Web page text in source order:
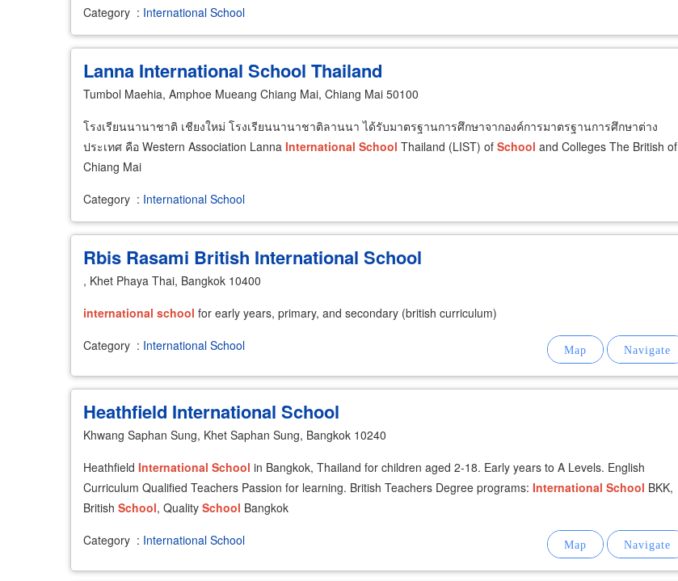
Category : International School
Lanna International School Thailand
Tumbol Maehia, Amphoe Mueang Chiang Mai, Chiang Mai 50100
โรงเรียนนานาชาติ เชียงใหม่ โรงเรียนนานาชาติลานนา ได้รับมาตรฐานการศึกษาจากองค์การมาตรฐานการศึกษาต่าง
ประเทศ คือ Western Association Lanna International School Thailand (LIST) of School and Colleges The British of
Chiang Mai
Category : International School
Rbis Rasami British International School
, Khet Phaya Thai, Bangkok 10400
international school for early years, primary, and secondary (british curriculum)
Category : International School
Heathfield International School
Khwang Saphan Sung, Khet Saphan Sung, Bangkok 10240
Heathfield International School in Bangkok, Thailand for children aged 2-18. Early years to A Levels. English
Curriculum Qualified Teachers Passion for learning. British Teachers Degree programs: International School BKK,
British School, Quality School Bangkok
Category : International School